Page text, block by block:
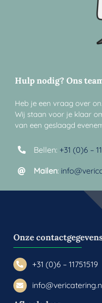
Hulp nodig? Ons
Heb je een vraag over
Wij staan voor je klaar
van een geslaagd
Bellen: +31 (0)6 –
Mailen:
Onze
+31 (0)6 – 11751519